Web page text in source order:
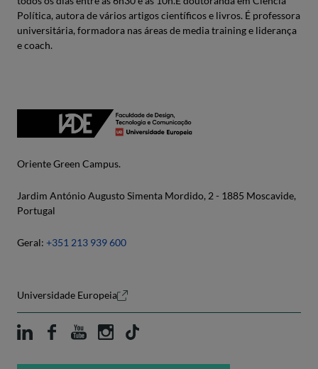
Política, autora de vários artigos científicos e livros. É professora
universitária, formadora nas áreas de media training e liderança
e coach.
Oriente Green Campus.
Jardim António Augusto Simenta Mordido, 2 - 1885 Moscavide,
Portugal
Geral: +351 213 939 600
Universidade Europeia